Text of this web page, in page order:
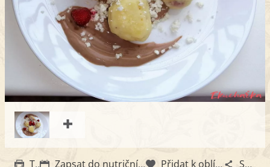
Tisk Zapsat do nutričního diáře Přidat k oblíbeným Sdílet